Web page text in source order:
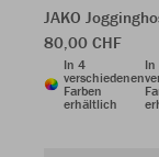
JAKO
80,00 CHF
In 4
verschiedenen
Farben
erhältlich
In